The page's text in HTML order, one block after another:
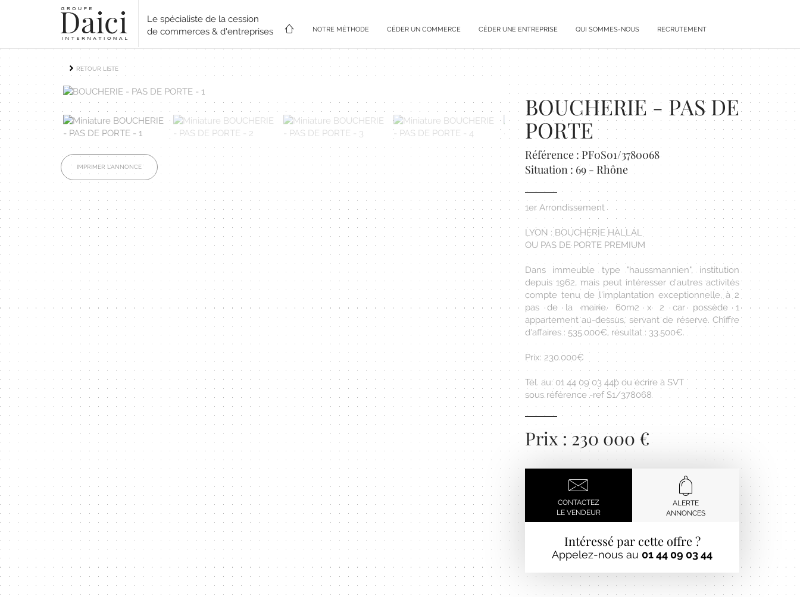
Le spécialiste de la cession
de commerces & d'entreprises
NOTRE MÉTHODE CÉDER UN COMMERCE CÉDER UNE ENTREPRISE QUI SOMMES-NOUS RECRUTEMENT
RETOUR LISTE
IMPRIMER L'ANNONCE
BOUCHERIE - PAS DE
PORTE
Référence : PF0S01/3780068
Situation : 69 - Rhône
1er Arrondissement
LYON : BOUCHERIE HALLAL
OU PAS DE PORTE PREMIUM
Dans immeuble type "haussmannien", institution
depuis 1962, mais peut intéresser d'autres activités
compte tenu de l'implantation exceptionnelle, à 2
pas de la mairie. 60m2 x 2 car possède 1
appartement au-dessus, servant de réserve. Chiffre
d'affaires : 535.000€, résultat : 33.500€.
Prix: 230.000€
Tél. au: 01 44 09 03 44þ ou écrire à SVT
sous référence -ref S1/378068
Prix : 230 000 €
CONTACTEZ
LE VENDEUR
ALERTE
ANNONCES
Intéressé par cette offre ?
Appelez-nous au 01 44 09 03 44